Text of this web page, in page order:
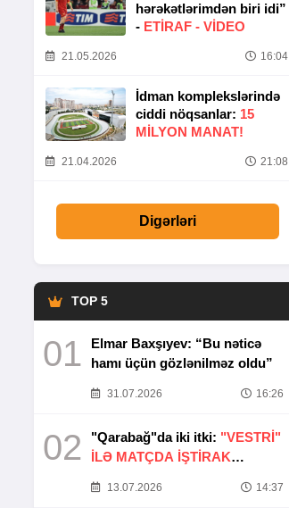
hərəkətlərimdən biri idi”
- ETIRAF - VİDEO
21.05.2026 16:04
İdman komplekslərində
ciddi nöqsanlar: 15
MILYON MANAT!
21.04.2026 21:08
Digərləri
TOP 5
01
Elmar Baxşıyev: “Bu nəticə
hamı üçün gözlənilməz oldu”
31.07.2026 16:26
02 "Qarabağ"da iki itki: "VESTRİ"
İLƏ MATÇDA İŞTİRAK
13.07.2026 14:37